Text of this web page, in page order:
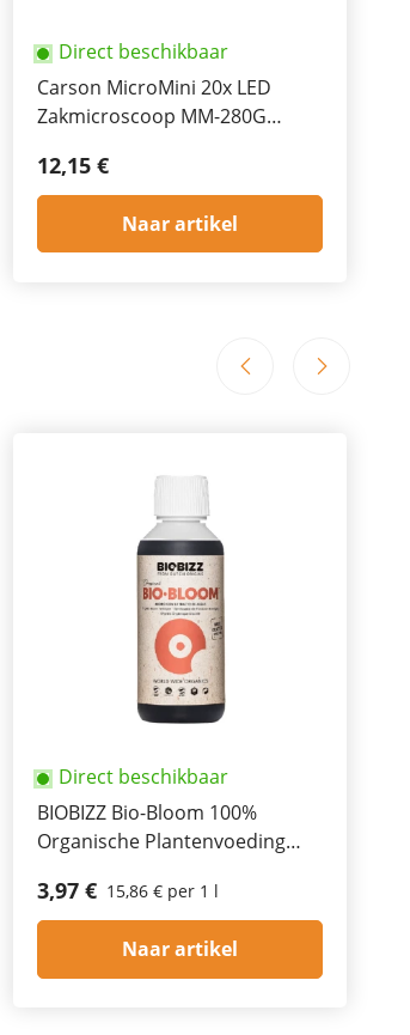
Direct beschikbaar
Carson MicroMini 20x LED
Zakmicroscoop MM-280G
12,15 €
Naar artikel
Direct beschikbaar
BIOBIZZ Bio-Bloom 100%
Organische Plantenvoeding
3,97 € 15,86 € per 1 l
Naar artikel